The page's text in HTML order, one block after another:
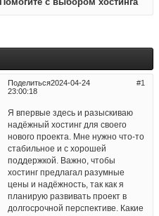
Поделиться 1
2024-04-24
23:00:18
Я впервые здесь и разыскиваю
надёжный хостинг для своего
нового проекта. Мне нужно что-то
стабильное и с хорошей
поддержкой. Важно, чтобы
хостинг предлагал разумные
цены и надёжность, так как я
планирую развивать проект в
долгосрочной перспективе. Какие